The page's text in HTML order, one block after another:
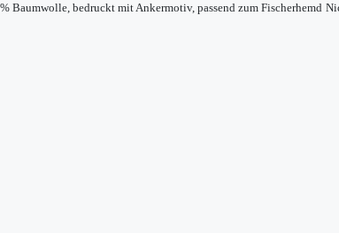
Baumwolle, bedruckt mit Ankermotiv, passend zum Fischerhemd